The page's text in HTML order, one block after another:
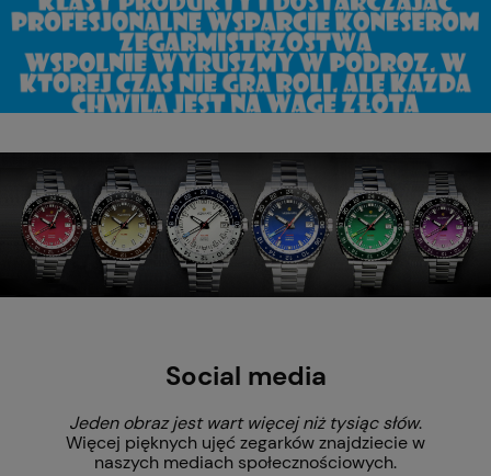
Social media
Jeden obraz jest wart więcej niż tysiąc słów.
Więcej pięknych ujęć zegarków znajdziecie w
naszych mediach społecznościowych.